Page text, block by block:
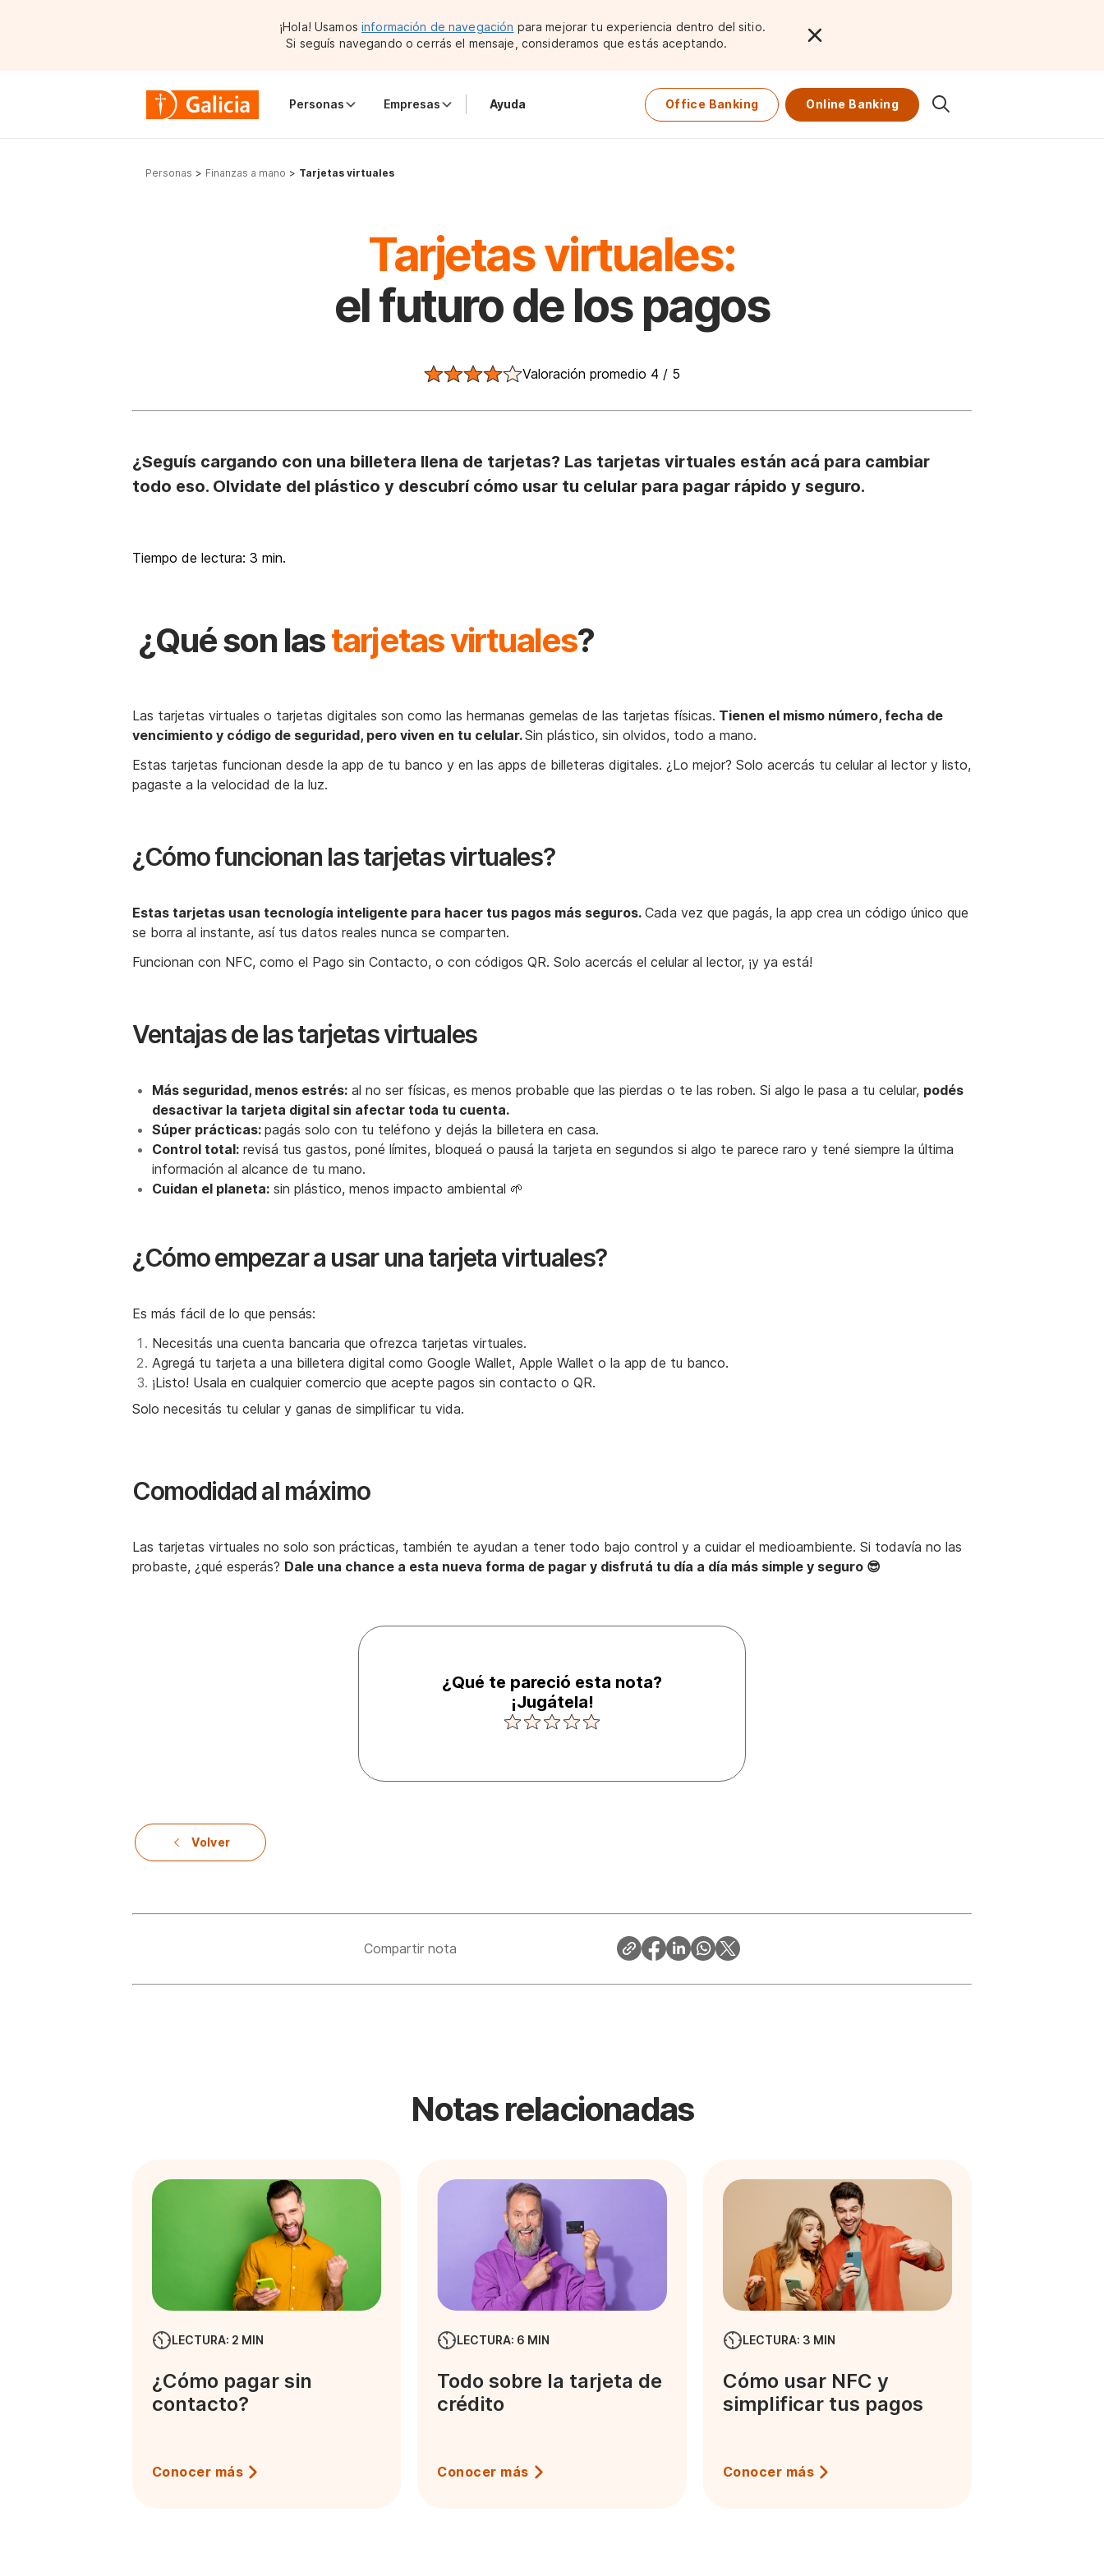
¡Hola! Usamos información de navegación para mejorar tu experiencia dentro del sitio.
Si seguís navegando o cerrás el mensaje, consideramos que estás aceptando.
Personas Empresas Ayuda Office Banking Online Banking
Personas Finanzas a mano Tarjetas virtuales
Tarjetas virtuales:
el futuro de los pagos
Valoración promedio 4 / 5
¿Seguís cargando con una billetera llena de tarjetas? Las tarjetas virtuales están acá para cambiar
todo eso. Olvidate del plástico y descubrí cómo usar tu celular para pagar rápido y seguro.
Tiempo de lectura: 3 min.
¿Qué son lastarjetas virtuales?
Las tarjetas virtuales o tarjetas digitales son como las hermanas gemelas de las tarjetas físicas. Tienen el mismo número, fecha de
vencimiento y código de seguridad, pero viven en tu celular.Sin plástico, sin olvidos, todo a mano.
Estas tarjetas funcionan desde la app de tu banco y en las apps de billeteras dig itales. ¿Lo mejor? Solo acercás tu celular al lector y listo,
pagaste a la velocidad de la luz.
¿Cómo funcionan la s tarjetas virtuales?
Estas tarjetas usan tecnología inteligente para hacer tus pagos más seguros. Cada vez que pagás, la app crea un código único que
se borra al instante, así tus datos reales nunca se comparten.
Funcionan con NFC, como el Pago sin Contacto, o con códigos QR. Solo acercás el celular al lector, ¡y ya está!
Ventajas de las tarjetas virtuales
Más seguridad, menos estrés: al no ser físicas, es menos probable que las pierdas o te las roben. Si algo le pasa a tu celular, podés
desactivar la tarjeta digital sin afectar toda tu cuenta.
Súper prácticas: pagás solo con tu teléfono y dejás la billetera en casa.
Control total: revisá tus gastos, poné límites, bloqueá o pausá la tarjeta en segundos si algo te parece raro y tené siempre la última
información al alcance de tu mano.
Cuidan el planeta: sin plástico, menos impacto ambiental 🌱
¿C ómo empezar a usar una tarjeta virtuales?
Es más fácil de lo que pensás:
Necesitás una cuenta bancaria que ofrezca tarjetas virtuales.
Agregá tu tarjeta a una billetera digital como Google Wallet, Apple Wallet o la app de tu banco.
¡Listo! Usala en cualquier comercio que acepte pagos sin contacto o QR.
Solo necesitás tu celular y ganas de simplificar tu vida.
Comodidad al máximo
Las tarjetas virtuales no solo son prácticas, también te ayudan a tener todo bajo control y a cuidar el medioambiente. Si todavía no las
probaste, ¿qué esperás? Dale una chance a esta nueva forma de pagar y disfrutá tu día a día más simple y seguro 😎
¿Qué te pareció esta nota?
¡Jugátela!
Volver
Compartir nota
Notas relacionadas
LECTURA: 2 MIN
¿Cómo pagar sin
contacto?
Conocer más
LECTURA: 6 MIN
Todo sobre la tarjeta de
crédito
Conocer más
LECTURA: 3 MIN
Cómo usar NFC y
simplificar tus pagos
Conocer más